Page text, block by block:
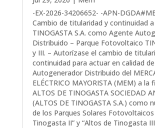
-EX-2026-34206652- -APN-
Cambio de titularidad y continuidad a
TINOGASTA S.A. como Agente
Distribuido – Parque Fotovoltaico
y III. – Autorízase el cambio de
continuidad para actuar en calidad
Autogenerador Distribuido del
ELÉCTRICO MAYORISTA (MEM) a la
ALTOS DE TINOGASTA SOCIEDAD
(ALTOS DE TINOGASTA S.A.) como
de los Parques Solares Fotovoltaicos
Tinogasta II” y “Altos de Tinogasta